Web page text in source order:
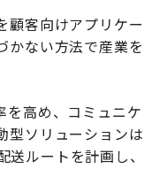
顧客向けアプリケー
かない方法で産業を
を高め、コミュニケ
型ソリューションは
ルートを計画し、